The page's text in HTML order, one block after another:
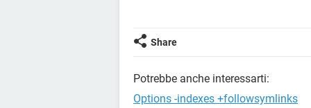
Share
Potrebbe anche interessarti:
Options -indexes +followsymlinks